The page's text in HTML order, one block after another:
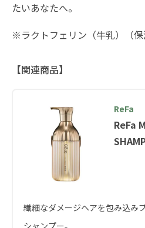
たいあなたへ。
※ラクトフェリン（牛乳）（保
【関連商品】
ReFa
ReFa
繊細なダメージヘアを包み込み
シャンプー。